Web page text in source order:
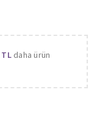
TLdaha ürün